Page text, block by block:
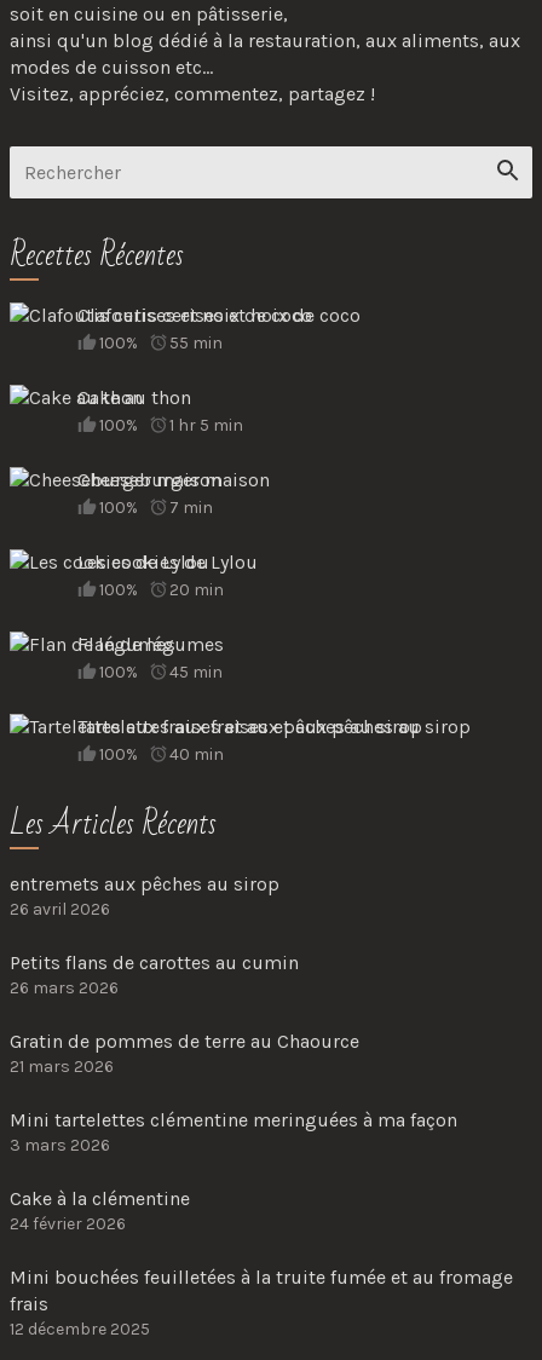
soit en cuisine ou en pâtisserie,
ainsi qu'un blog dédié à la restauration, aux aliments, aux
modes de cuisson etc...
Visitez, appréciez, commentez, partagez !
Recettes Récentes
Clafoutis cerises et noix de coco
100% 55 min
Cake au thon
100% 1 hr 5 min
Cheeseburger maison
100% 7 min
Les cookies de Lylou
100% 20 min
Flan de légumes
100% 45 min
Tartelettes aux fraises et aux pêches au sirop
100% 40 min
Les Articles Récents
entremets aux pêches au sirop
26 avril 2026
Petits flans de carottes au cumin
26 mars 2026
Gratin de pommes de terre au Chaource
21 mars 2026
Mini tartelettes clémentine meringuées à ma façon
3 mars 2026
Cake à la clémentine
24 février 2026
Mini bouchées feuilletées à la truite fumée et au fromage
frais
12 décembre 2025